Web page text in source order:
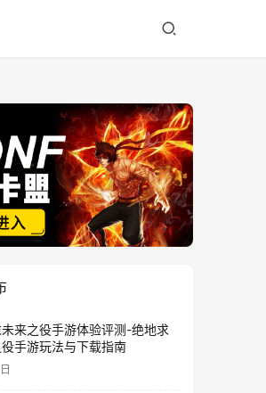
来之役手游体验评测-绝地求
手游玩法与下载指南